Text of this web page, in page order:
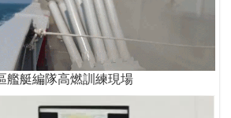
艦艇編隊高燃訓練現場